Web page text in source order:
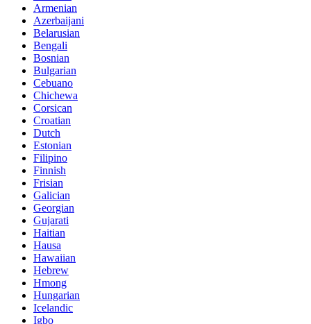
Armenian
Azerbaijani
Belarusian
Bengali
Bosnian
Bulgarian
Cebuano
Chichewa
Corsican
Croatian
Dutch
Estonian
Filipino
Finnish
Frisian
Galician
Georgian
Gujarati
Haitian
Hausa
Hawaiian
Hebrew
Hmong
Hungarian
Icelandic
Igbo